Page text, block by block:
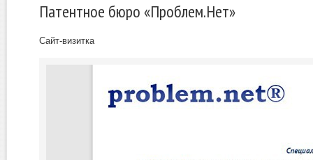
Патентное бюро «Проблем.Нет»
Сайт-визитка